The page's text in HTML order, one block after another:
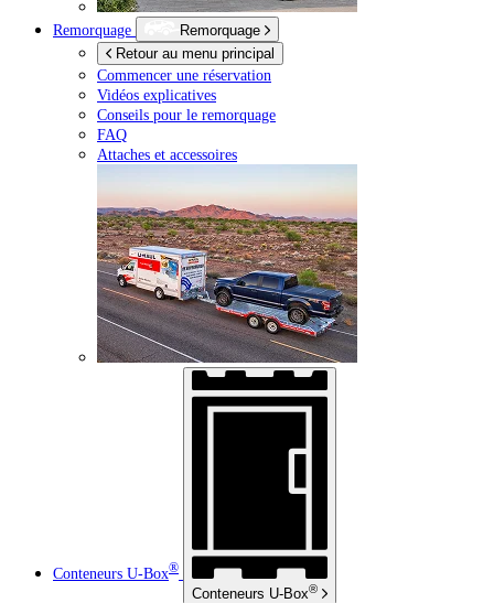
Remorquage
Remorquage
Retour au menu principal
Commencer une réservation
Vidéos explicatives
Conseils pour le remorquage
FAQ
Attaches et accessoires
Conteneurs U-Box®
Conteneurs U-Box®